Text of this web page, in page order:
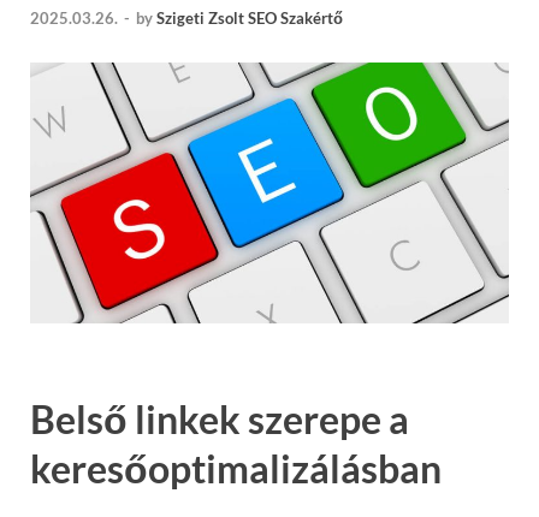
2025.03.26. - bySzigeti Zsolt SEO Szakértő
Belső linkek szerepe a
keresőoptimalizálásban